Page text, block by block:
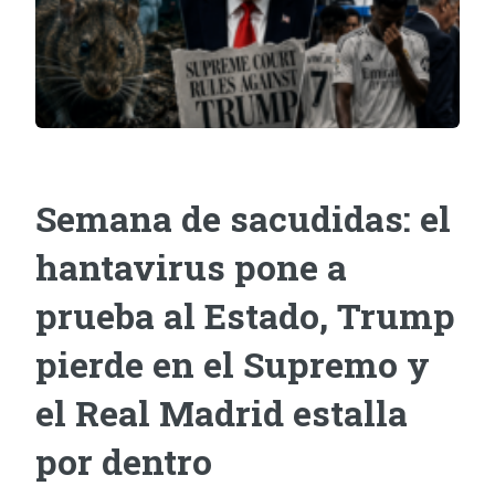
Semana de sacudidas: el
hantavirus pone a
prueba al Estado, Trump
pierde en el Supremo y
el Real Madrid estalla
por dentro